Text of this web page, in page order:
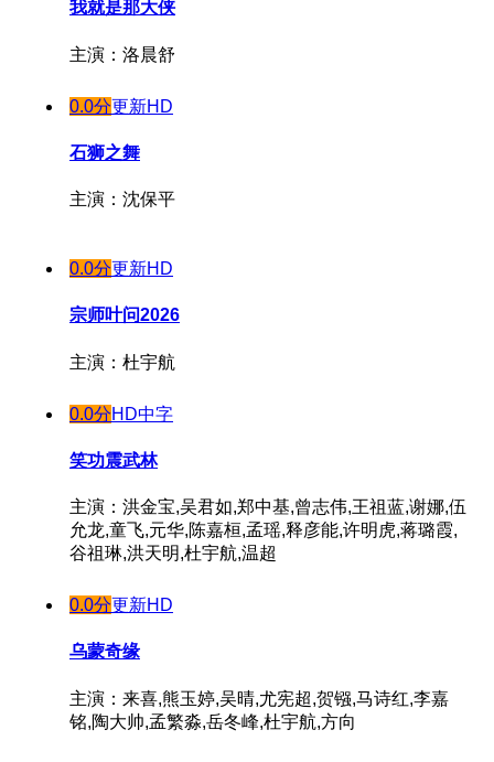
我就是那大侠
主演：洛晨舒
0.0分更新HD
石狮之舞
主演：沈保平
0.0分更新HD
宗师叶问2026
主演：杜宇航
0.0分HD中字
笑功震武林
主演：洪金宝,吴君如,郑中基,曾志伟,王祖蓝,谢娜,伍
允龙,童飞,元华,陈嘉桓,孟瑶,释彦能,许明虎,蒋璐霞,
谷祖琳,洪天明,杜宇航,温超
0.0分更新HD
乌蒙奇缘
主演：来喜,熊玉婷,吴晴,尤宪超,贺镪,马诗红,李嘉
铭,陶大帅,孟繁淼,岳冬峰,杜宇航,方向